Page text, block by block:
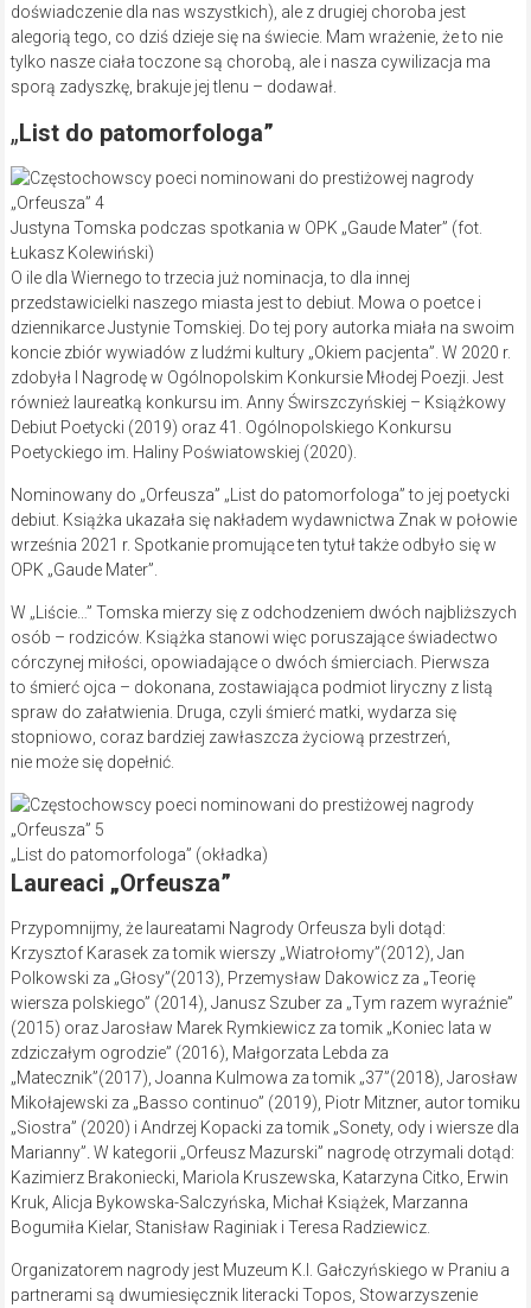
doświadczenie dla nas wszystkich), ale z drugiej choroba jest
alegorią tego, co dziś dzieje się na świecie. Mam wrażenie, że to nie
tylko nasze ciała toczone są chorobą, ale i nasza cywilizacja ma
sporą zadyszkę, brakuje jej tlenu – dodawał.
„List do patomorfologa”
Justyna Tomska podczas spotkania w OPK „Gaude Mater” (fot.
Łukasz Kolewiński)
O ile dla Wiernego to trzecia już nominacja, to dla innej
przedstawicielki naszego miasta jest to debiut. Mowa o poetce i
dziennikarce Justynie Tomskiej. Do tej pory autorka miała na swoim
koncie zbiór wywiadów z ludźmi kultury „Okiem pacjenta”. W 2020 r.
zdobyła I Nagrodę w Ogólnopolskim Konkursie Młodej Poezji. Jest
również laureatką konkursu im. Anny Świrszczyńskiej – Książkowy
Debiut Poetycki (2019) oraz 41. Ogólnopolskiego Konkursu
Poetyckiego im. Haliny Poświatowskiej (2020).
Nominowany do „Orfeusza” „List do patomorfologa” to jej poetycki
debiut. Książka ukazała się nakładem wydawnictwa Znak w połowie
września 2021 r. Spotkanie promujące ten tytuł także odbyło się w
OPK „Gaude Mater”.
W „Liście…” Tomska mierzy się z odchodzeniem dwóch najbliższych
osób – rodziców. Książka stanowi więc poruszające świadectwo
córczynej miłości, opowiadające o dwóch śmierciach. Pierwsza
to śmierć ojca – dokonana, zostawiająca podmiot liryczny z listą
spraw do załatwienia. Druga, czyli śmierć matki, wydarza się
stopniowo, coraz bardziej zawłaszcza życiową przestrzeń,
nie może się dopełnić.
„List do patomorfologa” (okładka)
Laureaci „Orfeusza”
Przypomnijmy, że laureatami Nagrody Orfeusza byli dotąd:
Krzysztof Karasek za tomik wierszy „Wiatrołomy”(2012), Jan
Polkowski za „Głosy”(2013), Przemysław Dakowicz za „Teorię
wiersza polskiego” (2014), Janusz Szuber za „Tym razem wyraźnie”
(2015) oraz Jarosław Marek Rymkiewicz za tomik „Koniec lata w
zdziczałym ogrodzie” (2016), Małgorzata Lebda za
„Matecznik”(2017), Joanna Kulmowa za tomik „37”(2018), Jarosław
Mikołajewski za „Basso continuo” (2019), Piotr Mitzner, autor tomiku
„Siostra” (2020) i Andrzej Kopacki za tomik „Sonety, ody i wiersze dla
Marianny” W kategorii „Orfeusz Mazurski” nagrodę otrzymali dotąd:
Kazimierz Brakoniecki, Mariola Kruszewska, Katarzyna Citko, Erwin
Kruk, Alicja Bykowska-Salczyńska, Michał Książek, Marzanna
Bogumiła Kielar, Stanisław Raginiak i Teresa Radziewicz.
Organizatorem nagrody jest Muzeum K.I. Gałczyńskiego w Praniu a
partnerami są dwumiesięcznik literacki Topos, Stowarzyszenie